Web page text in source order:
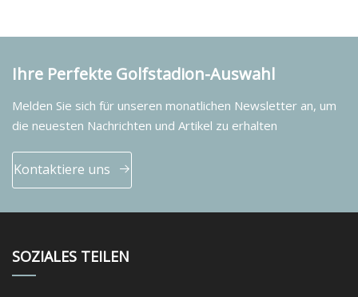
Ihre Perfekte Golfstadion-Auswahl
Melden Sie sich für unseren monatlichen Newsletter an, um
die neuesten Nachrichten und Artikel zu erhalten
Kontaktiere uns
SOZIALES TEILEN